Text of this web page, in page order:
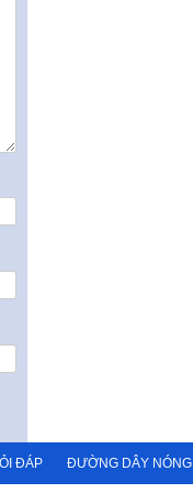
ĐÁP ĐƯỜNG DÂY NÓNG